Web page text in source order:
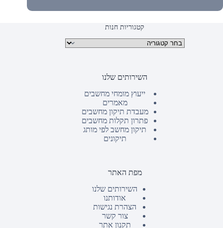
קטגוריות חנות
קטגוריות מוצרים
השירותים שלנו
ייעוץ מומחי מחשבים
מאמרים
מעבדת תיקון מחשבים
פתרון תקלות מחשבים
תיקון מחשב לפי מותג
תיקונים
מפת האתר
השירותים שלנו
אודותנו
הצהרת נגישות
צור קשר
תקנון אתר